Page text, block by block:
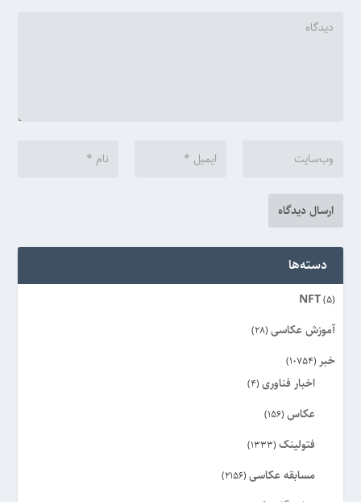
دسته‌ها
NFT(5)
آموزش عکاسی (28)
خبر (10754)
اخبار فناوری (4)
عکاس (156)
فتولینک (1333)
مسابقه عکاسی (2156)